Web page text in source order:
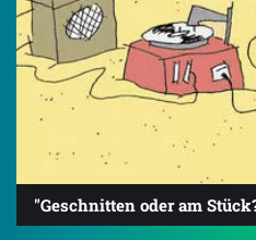
"Geschnitten oder am